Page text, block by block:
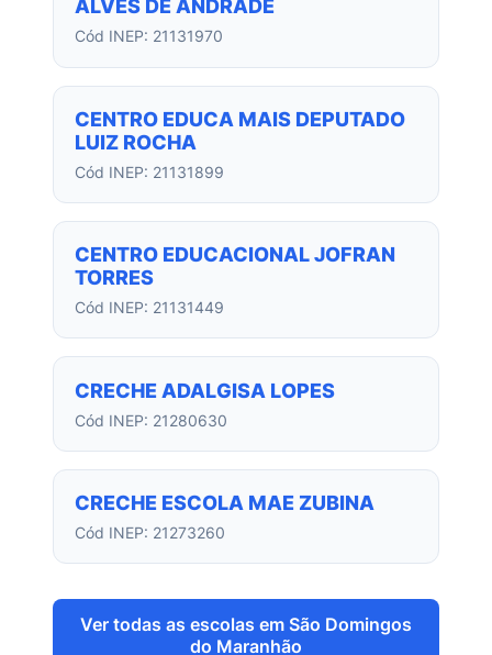
ALVES DE ANDRADE
Cód INEP: 21131970
CENTRO EDUCA MAIS DEPUTADO
LUIZ ROCHA
Cód INEP: 21131899
CENTRO EDUCACIONAL JOFRAN
TORRES
Cód INEP: 21131449
CRECHE ADALGISA LOPES
Cód INEP: 21280630
CRECHE ESCOLA MAE ZUBINA
Cód INEP: 21273260
Ver todas as escolas em São Domingos
do Maranhão